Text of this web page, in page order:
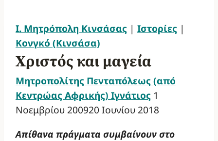
Ι. Μητρόπολη Κινσάσας | Ιστορίες |
Κονγκό (Κινσάσα)
Χριστός και μαγεία
Μητροπολίτης Πενταπόλεως (από
Κεντρώας Αφρικής) Ιγνάτιος 1
Νοεμβρίου 200920 Ιουνίου 2018
Απίθανα πράγματα συμβαίνουν στο